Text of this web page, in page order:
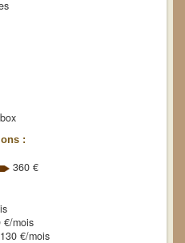
:
360 €
€/mois
€/mois